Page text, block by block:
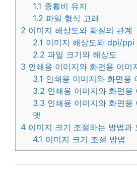
1.1 종횡비 유지
1.2 파일 형식 고려
2 이미지 해상도와 화질의 관계
2.1 이미지 해상도와 dpi/ppi
2.2 파일 크기와 해상도
3 인쇄용 이미지와 화면용 이미
3.1 인쇄용 이미지와 화면용
3.2 인쇄용 이미지와 화면용
3.3 인쇄용 이미지와 화면용
맷
4 이미지 크기 조절하는 방법과
4.1 이미지 크기 조절 방법